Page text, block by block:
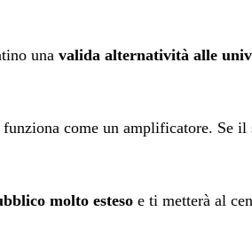
una valida alternatività alle
funziona come un amplificatore. Se
molto esteso e ti metterà al